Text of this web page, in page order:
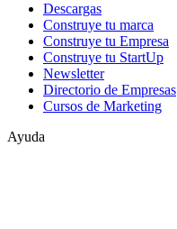
Descargas
Construye tu marca
Construye tu Empresa
Construye tu StartUp
Newsletter
Directorio de Empresas
Cursos de Marketing
Ayuda